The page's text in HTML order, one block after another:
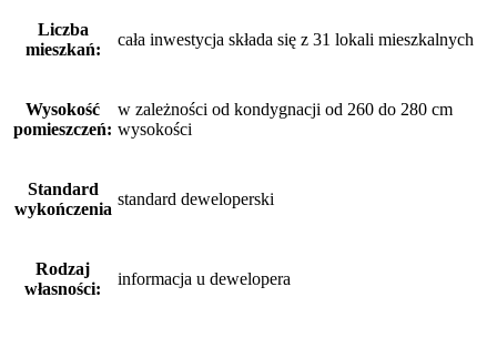
Liczba
mieszkań:
cała inwestycja składa się z 31 lokali mieszkalnych
Wysokość
pomieszczeń:
w zależności od kondygnacji od 260 do 280 cm
wysokości
Standard
wykończenia
standard deweloperski
Rodzaj
własności:
informacja u dewelopera